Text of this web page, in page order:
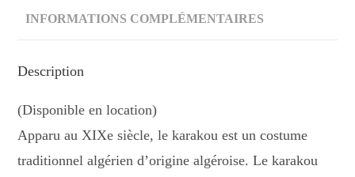
INFORMATIONS COMPLÉMENTAIRES
Description
(Disponible en location)
Apparu au XIXe siècle, le karakou est un costume
traditionnel algérien d’origine algéroise. Le karakou